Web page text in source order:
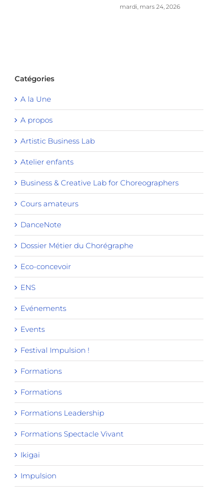
mardi, mars 24, 2026
Catégories
A la Une
A propos
Artistic Business Lab
Atelier enfants
Business & Creative Lab for Choreographers
Cours amateurs
DanceNote
Dossier Métier du Chorégraphe
Eco-concevoir
ENS
Evénements
Events
Festival Impulsion !
Formations
Formations
Formations Leadership
Formations Spectacle Vivant
Ikigai
Impulsion